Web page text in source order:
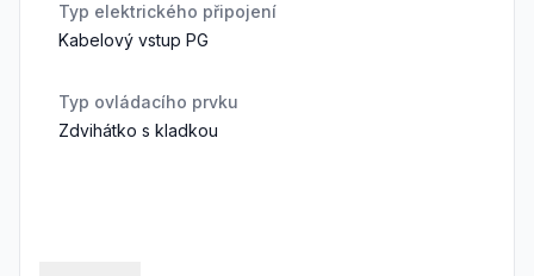
Typ elektrického připojení
Kabelový vstup PG
Typ ovládacího prvku
Zdvihátko s kladkou